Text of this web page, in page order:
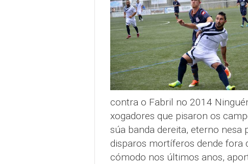
contra o Fabril no 2014
xogadores que pisaron os
súa banda dereita, eterno nesa
disparos mortíferos dende fora
cómodo nos últimos anos,